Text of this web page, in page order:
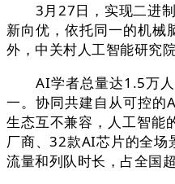
3月27日，实现二进制
新向优，依托同一的机械
外，中关村人工智能研究
AI学者总量达1.5万人
一。协同共建自从可控的
生态互不兼容，人工智能
厂商、32款AI芯片的全场
流量和列队时长，占全国超